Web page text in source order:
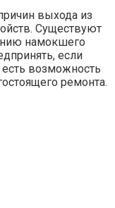
выхода из
Существуют
намокшего
если
возможность
ремонта.